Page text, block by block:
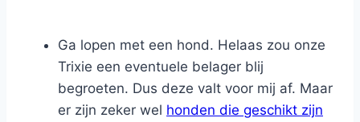
Ga lopen met een hond. Helaas zou onze
Trixie een eventuele belager blij
begroeten. Dus deze valt voor mij af. Maar
er zijn zeker wel honden die geschikt zijn